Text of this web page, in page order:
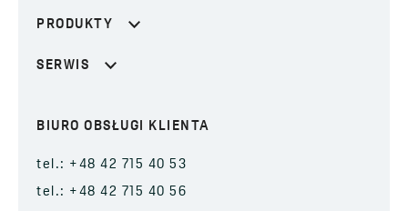
PRODUKTY
SERWIS
BIURO OBSŁUGI KLIENTA
tel.: +48 42 715 40 53
tel.: +48 42 715 40 56